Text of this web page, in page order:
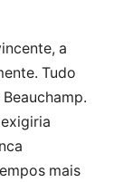
a
Tudo
mais